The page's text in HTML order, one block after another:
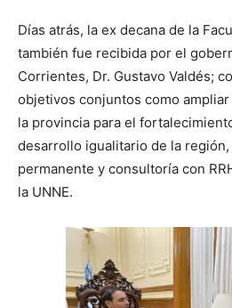
Días atrás, la ex decana de la
también fue recibida por el
Corrientes, Dr. Gustavo Valdés;
objetivos conjuntos como
la provincia para el
desarrollo igualitario de la región,
permanente y consultoría con
la UNNE.